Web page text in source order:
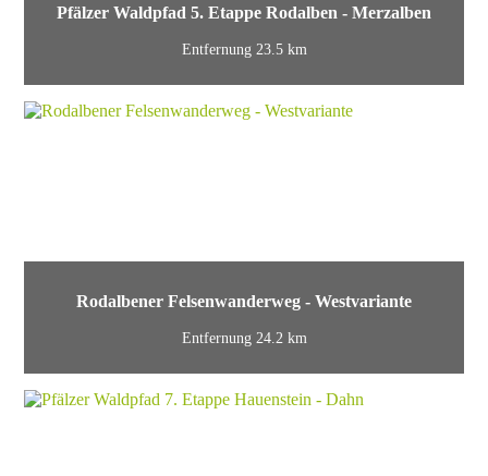
Pfälzer Waldpfad 5. Etappe Rodalben - Merzalben
Entfernung 23.5 km
Rodalbener Felsenwanderweg - Westvariante
Entfernung 24.2 km